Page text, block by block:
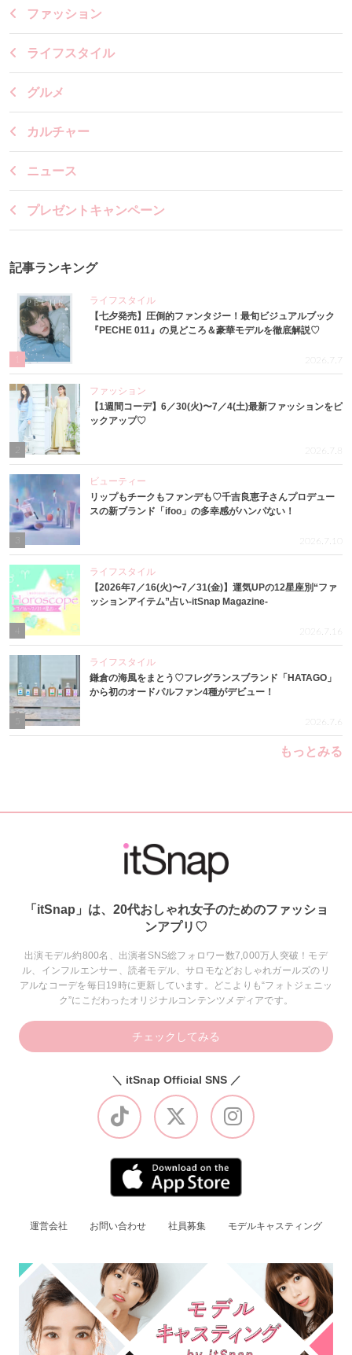
ファッション
ライフスタイル
グルメ
カルチャー
ニュース
プレゼントキャンペーン
記事ランキング
ライフスタイル
【七夕発売】圧倒的ファンタジー！最旬ビジュアルブック
『PECHE 011』の見どころ＆豪華モデルを徹底解説♡
2026.7.7
ファッション
【1週間コーデ】6／30(火)〜7／4(土)最新ファッションをピ
ックアップ♡
2026.7.8
3
ビューティー
リップもチークもファンデも♡千吉良恵子さんプロデュー
スの新ブランド「ifoo」の多幸感がハンパない！
2026.7.10
4
ライフスタイル
【2026年7／16(火)〜7／31(金)】運気UPの12星座別“ファ
ッションアイテム”占い-itSnap Magazine-
2026.7.16
ライフスタイル
鎌倉の海風をまとう♡フレグランスブランド「HATAGO」
から初のオードパルファン4種がデビュー！
2026.7.6
もっとみる
「itSnap」は、20代おしゃれ女子のためのファッショ
ンアプリ♡
出演モデル約800名、出演者SNS総フォロワー数7,000万人突破！モデ
ル、インフルエンサー、読者モデル、サロモなどおしゃれガールズのリ
アルなコーデを毎日19時に更新しています。どこよりも“フォトジェニッ
ク”にこだわったオリジナルコンテンツメディアです。
チェックしてみる
＼ itSnap Official SNS ／
運営会社 お問い合わせ 社員募集 モデルキャスティング